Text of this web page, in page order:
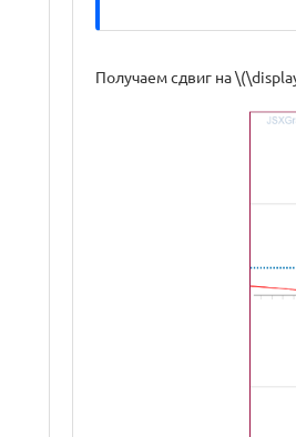
Получаем сдвиг на